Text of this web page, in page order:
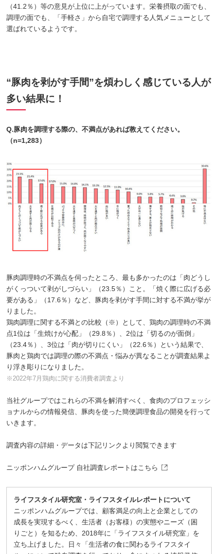
（41.2％）等の意見が上位に上がっています。栄養摂取の面でも、
調理の面でも、「手軽さ」から自宅で調理する人気メニューとして
選ばれているようです。
“豚肉を剥がす手間”を煩わしく感じている人が
多い結果に！
Q.豚肉を調理する際の、不満点があれば教えてください。
（n=1,283）
豚肉調理時の不満点を伺ったところ、最も多かったのは「肉どうし
がくっついて剥がしづらい」（23.5％）こと。「焼く際に広げる必
要がある」（17.6％）など、豚肉を剥がす手間に対する不満が挙が
りました。
鶏肉調理に関する不満との比較（※）として、鶏肉の調理時の不満
点1位は「生焼けが心配」（29.8％）、2位は「切るのが面倒」
（23.4％）、3位は「肉が切りにくい」（22.6％）という結果で、
豚肉と鶏肉では調理の際の不満点・悩みが異なることが調査結果よ
り浮き彫りになりました。
※2022年7月鶏肉に関する消費者調査より
当社グループではこれらの不満を解消すべく、食肉のプロフェッシ
ョナルからの情報発信、豚肉を使った簡便調理食品の開発を行って
いきます。
調査内容の詳細・データは下記リンクより閲覧できます
ニッポンハムグループ 自社調査レポートはこちら
ライフスタイル研究室・ライフスタイルレポートについて
ニッポンハムグループでは、顧客満足の向上と企業としての
成長を実現するべく、生活者（お客様）の実態やニーズ（困
りごと）を知るため、2018年に「ライフスタイル研究室」を
立ち上げました。日々「生活者の食に関わるライフスタイ